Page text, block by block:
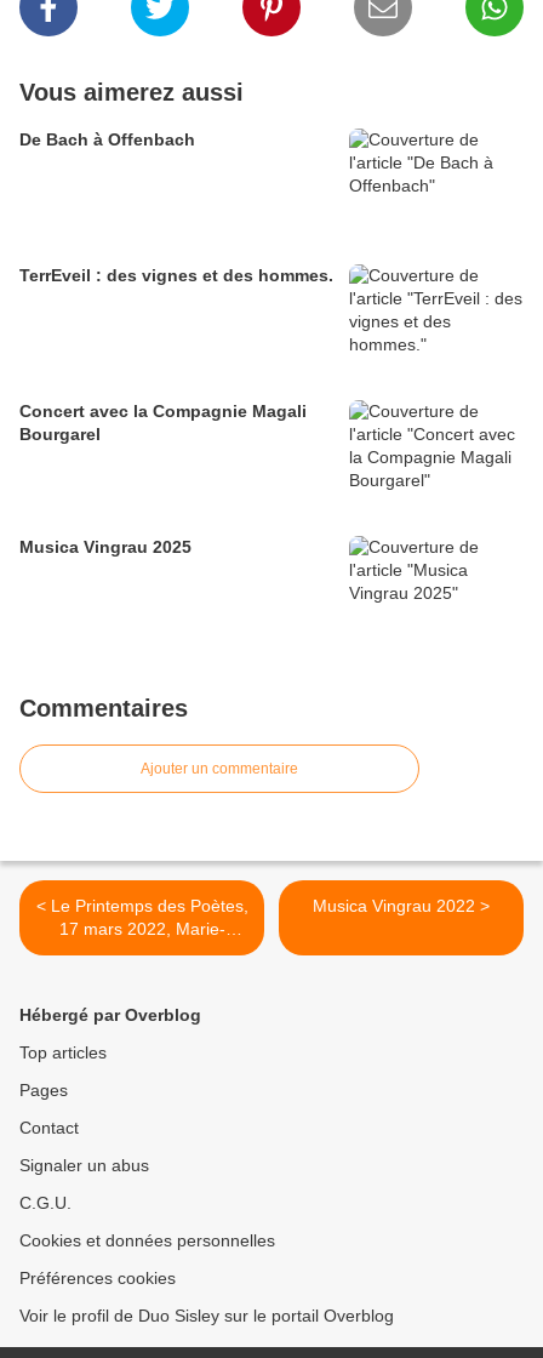
Vous aimerez aussi
De Bach à Offenbach
TerrEveil : des vignes et des hommes.
Concert avec la Compagnie Magali
Bourgarel
Musica Vingrau 2025
Commentaires
Ajouter un commentaire
< Le Printemps des Poètes,
17 mars 2022, Marie-
Christine Dhéron et
Musica Vingrau 2022 >
Hébergé par Overblog
Top articles
Pages
Contact
Signaler un abus
C.G.U.
Cookies et données personnelles
Préférences cookies
Voir le profil de Duo Sisley sur le portail Overblog